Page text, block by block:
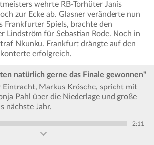
wehrte RB-Torhüter Janis
zur Ecke ab. Glasner veränderte nun
Frankfurter Spiels, brachte den
Lindström für Sebastian Rode. Noch in
Nkunku. Frankfurt drängte auf den
erfolgreich.
natürlich gerne das Finale gewonnen"
Eintracht, Markus Krösche, spricht mit
Pahl über die Niederlage und große
nächste Jahr.
2:11